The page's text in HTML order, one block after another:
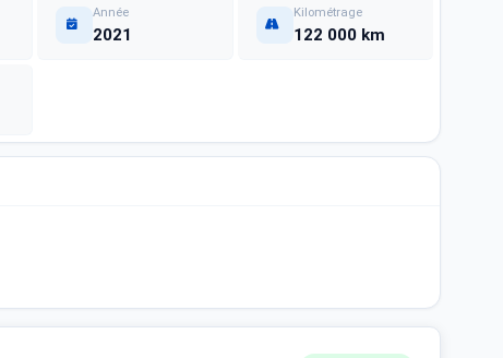
Année
2021
Kilométrage
122 000 km